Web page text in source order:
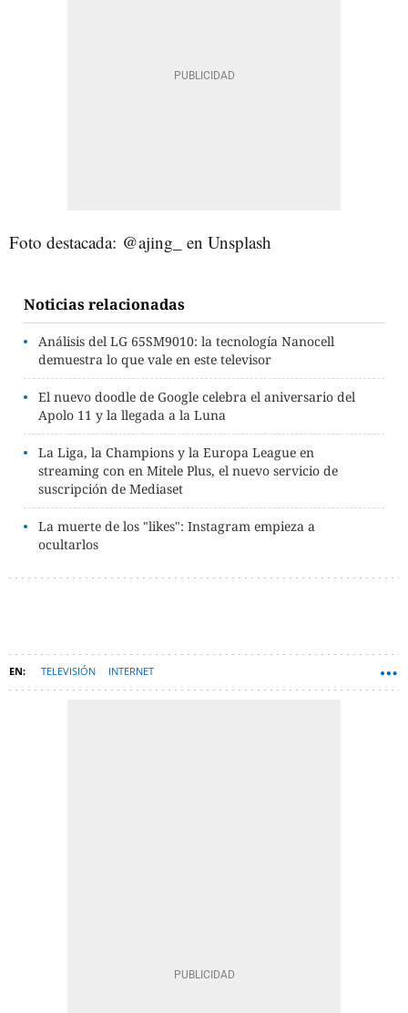
Foto destacada: @ajing_ en Unsplash
Noticias relacionadas
Análisis del LG 65SM9010: la tecnología Nanocell
demuestra lo que vale en este televisor
El nuevo doodle de Google celebra el aniversario del
Apolo 11 y la llegada a la Luna
La Liga, la Champions y la Europa League en
streaming con en Mitele Plus, el nuevo servicio de
suscripción de Mediaset
La muerte de los "likes": Instagram empieza a
ocultarlos
TELEVISIÓN INTERNET